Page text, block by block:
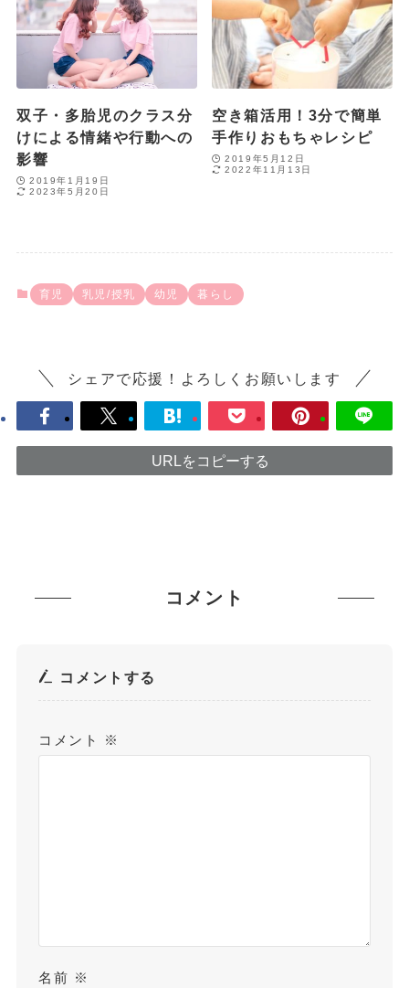
育児 乳児/授乳 幼児 暮らし
シェアで応援！よろしくお願いします
URLをコピーする
双子・多胎児のクラス分
けによる情緒や行動への
影響
2019年1月19日
2023年5月20日
空き箱活用！3分で簡単
手作りおもちゃレシピ
2019年5月12日
2022年11月13日
コメント
コメントする
コメント ※
名前 ※